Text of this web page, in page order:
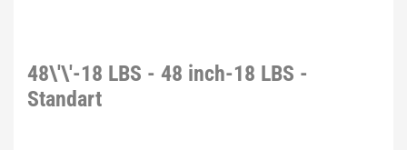
48\'\'-18 LBS - 48 inch-18 LBS -
Standart